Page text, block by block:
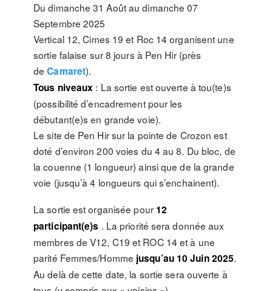
Du dimanche 31 Août au dimanche 07
Septembre 2025
Vertical 12, Cimes 19 et Roc 14 organisent une
sortie falaise sur 8 jours à Pen Hir (près
de Camaret).
Tous niveaux : La sortie est ouverte à tou(te)s
(possibilité d’encadrement pour les
débutant(e)s en grande voie).
Le site de Pen Hir sur la pointe de Crozon est
doté d’environ 200 voies du 4 au 8. Du bloc, de
la couenne (1 longueur) ainsi que de la grande
voie (jusqu’à 4 longueurs qui s’enchainent).
La sortie est organisée pour 12
participant(e)s . La priorité sera donnée aux
membres de V12, C19 et ROC 14 et à une
parité Femmes/Homme jusqu’au 10 Juin 2025.
Au delà de cette date, la sortie sera ouverte à